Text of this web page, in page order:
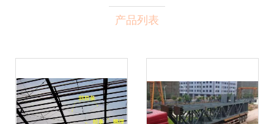
产品列表